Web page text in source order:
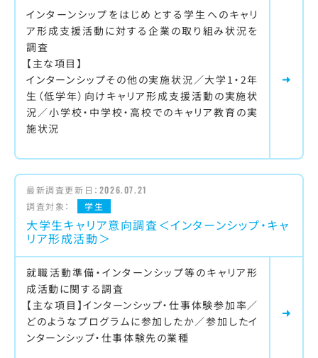
インターンシップをはじめとする学生へのキャリ
ア形成支援活動に対する企業の取り組み状況を
調査
【主な項目】
インターンシップその他の実施状況／大学1・2年
生（低学年）向けキャリア形成支援活動の実施状
況／小学校・中学校・高校でのキャリア教育の実
施状況
最新調査更新日： 2026.07.21
調査対象：
学生
大学生キャリア意向調査＜インターンシップ・キャ
リア形成活動＞
就職活動準備・インターンシップ等のキャリア形
成活動に関する調査
【主な項目】インターンシップ・仕事体験参加率／
どのようなプログラムに参加したか／参加したイ
ンターンシップ・仕事体験先の業種